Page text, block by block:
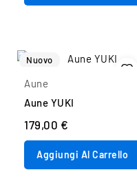
Nuovo
Aune
Aune YUKI
179,00 €
Aggiungi Al Carrello